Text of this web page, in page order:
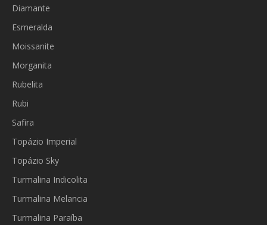
Diamante
Esmeralda
Moissanite
Morganita
Rubelita
Rubi
Safira
Topázio Imperial
Topázio Sky
Turmalina Indicolita
Turmalina Melancia
Turmalina Paraíba